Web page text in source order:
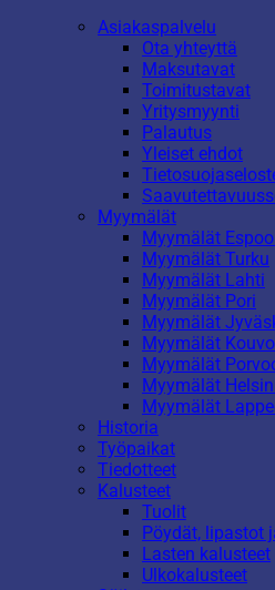
Asiakaspalvelu
Ota yhteyttä
Maksutavat
Toimitustavat
Yritysmyynti
Palautus
Yleiset ehdot
Myymälät
Myymälät
Myymälät Turku
Myymälät Lahti
Myymälät Pori
Myymälät
Myymälät
Myymälät
Myymälät
Myymälät
Historia
Työpaikat
Tiedotteet
Kalusteet
Tuolit
Pöydät, lipastot
Lasten kalusteet
Ulkokalusteet